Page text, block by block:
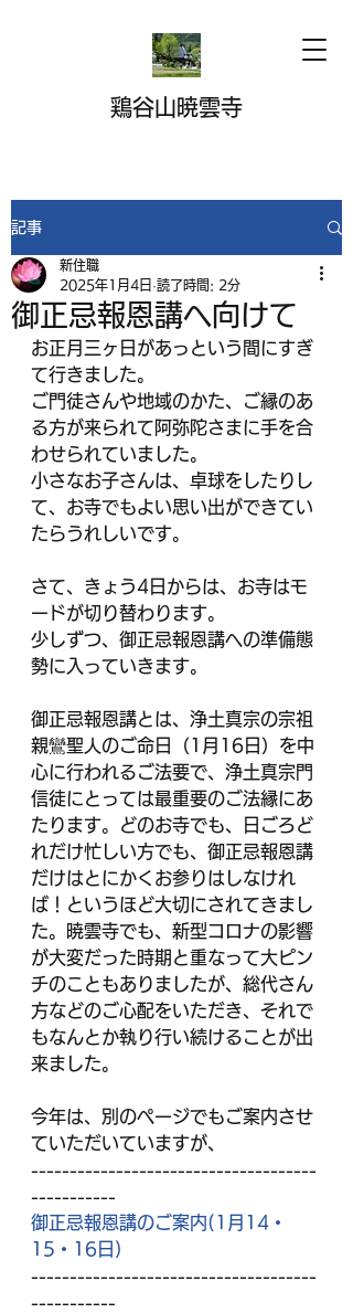
鶏谷山暁雲寺
記事
御正忌報恩講へ向けて
新住職
2025年1月4日 読了時間: 2分
お正月三ヶ日があっという間にすぎ
て行きました。
ご門徒さんや地域のかた、ご縁のあ
る方が来られて阿弥陀さまに手を合
わせられていました。
小さなお子さんは、卓球をしたりし
て、お寺でもよい思い出ができてい
たらうれしいです。
さて、きょう4日からは、お寺はモ
ードが切り替わります。
少しずつ、御正忌報恩講への準備態
勢に入っていきます。
御正忌報恩講とは、浄土真宗の宗祖
親鸞聖人のご命日（1月16日）を中
心に行われるご法要で、浄土真宗門
信徒にとっては最重要のご法縁にあ
たります。どのお寺でも、日ごろど
れだけ忙しい方でも、御正忌報恩講
だけはとにかくお参りはしなけれ
ば！というほど大切にされてきまし
た。暁雲寺でも、新型コロナの影響
が大変だった時期と重なって大ピン
チのこともありましたが、総代さん
方などのご心配をいただき、それで
もなんとか執り行い続けることが出
来ました。
今年は、別のページでもご案内させ
ていただいていますが、
-------------------------------------
-----------
御正忌報恩講のご案内(1月14・
15・16日)
-------------------------------------
-----------